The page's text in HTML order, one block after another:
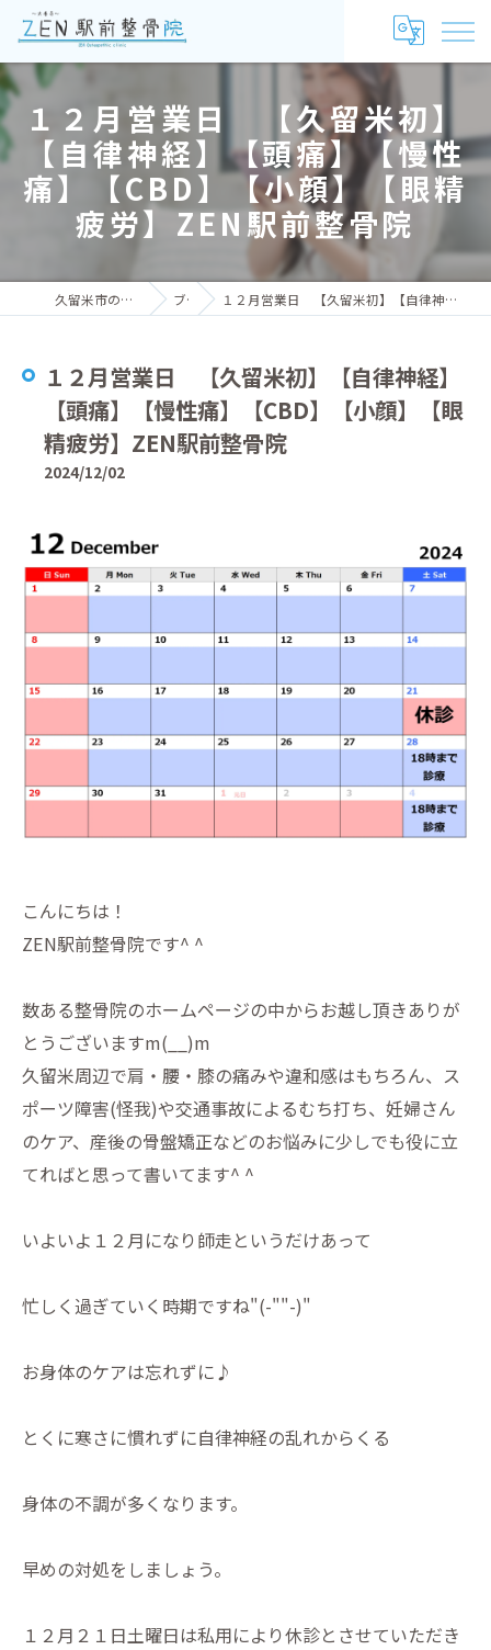
１２月営業日 【久留米初】
【自律神経】【頭痛】【慢性
痛】【CBD】【小顔】【眼精
疲労】ZEN駅前整骨院
久留米市の整骨院ならZEN駅前整骨院 ブログ １２月営業日 【久留米初】【自律神経】【頭痛】【慢性痛】【CBD】【小顔】【眼精疲労】ZEN駅前整骨院
１２月営業日 【久留米初】【自律神経】
【頭痛】【慢性痛】【CBD】【小顔】【眼
精疲労】ZEN駅前整骨院
2024/12/02
こんにちは！
ZEN駅前整骨院です^ ^
数ある整骨院のホームページの中からお越し頂きありが
とうございますm(__)m
久留米周辺で肩・腰・膝の痛みや違和感はもちろん、ス
ポーツ障害(怪我)や交通事故によるむち打ち、妊婦さん
のケア、 産後の骨盤矯正などのお悩みに少しでも役に立
てればと思って書いてます^ ^
いよいよ１２月になり師走というだけあって
忙しく過ぎていく時期ですね"(-""-)"
お身体のケアは忘れずに♪
とくに寒さに慣れずに自律神経の乱れからくる
身体の不調が多くなります。
早めの対処をしましょう。
１２月２１日土曜日は私用により休診とさせていただき